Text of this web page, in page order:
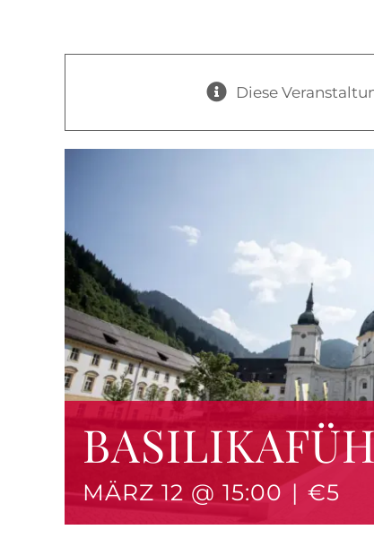
Diese
MÄRZ 12 @ 15:00 | €5